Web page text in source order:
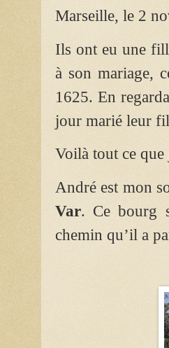
Marseille, le 2
Ils ont eu une
à son mariage,
1625. En
jour marié leur
Voilà tout ce que
André est mon
Var. Ce bourg
chemin qu’il a